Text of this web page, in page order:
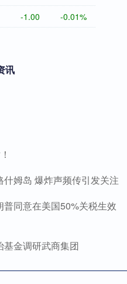
-1.00 -0.01%
讯
姆岛 爆炸声频传引发关注
同意在美国50%关税生效
基金调研武商集团